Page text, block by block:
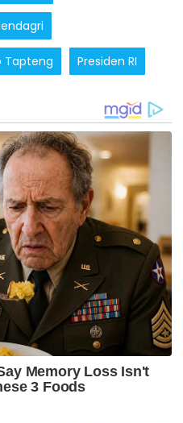
Tapteng Presiden RI